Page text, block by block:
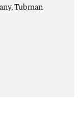
Tubman